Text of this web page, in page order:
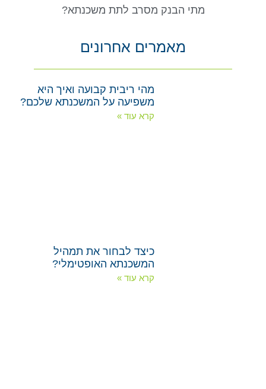
מתי הבנק מסרב לתת משכנתא?
מאמרים אחרונים
מהי ריבית קבועה ואיך היא
משפיעה על המשכנתא שלכם?
קרא עוד »
כיצד לבחור את תמהיל
המשכנתא האופטימלי?
קרא עוד »